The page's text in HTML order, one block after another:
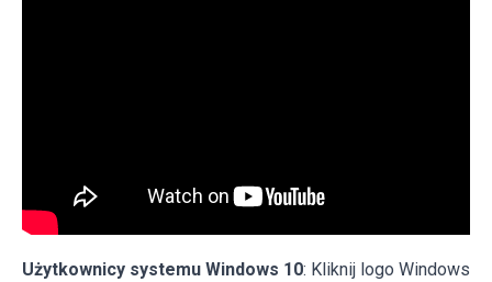
Użytkownicy systemu Windows 10: Kliknij logo Windows